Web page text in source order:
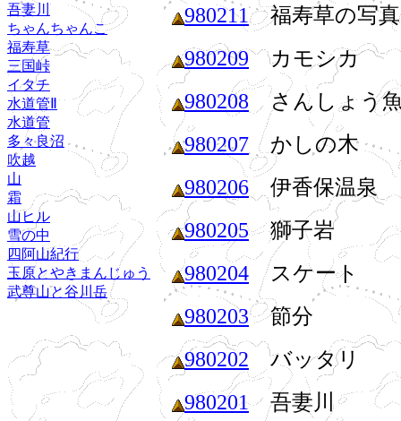
吾妻川
ちゃんちゃんこ
福寿草
三国峠
イタチ
水道管Ⅱ
水道管
多々良沼
吹越
山
霜
山ヒル
雪の中
四阿山紀行
玉原とやきまんじゅう
武尊山と谷川岳
980211福寿草の写真
980209カモシカ
980208 さんしょう
980207 かしの木
980206 伊香保温泉
980205獅子岩
980204 スケート
980203節分
980202 バッタリ
980201吾妻川